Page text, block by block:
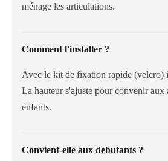
ménage les articulations.
Comment l'installer ?
Avec le kit de fixation rapide (velcro)
La hauteur s'ajuste pour convenir aux
enfants.
Convient-elle aux débutants ?